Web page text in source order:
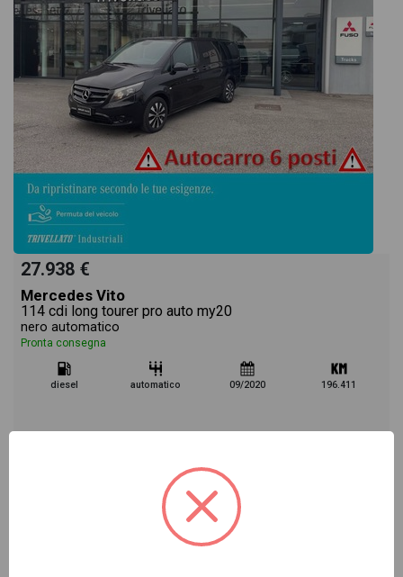
27.938 €
Mercedes Vito
114 cdi long tourer pro auto my20
nero automatico
Pronta consegna
diesel automatico 09/2020 196.411
USATO Cod. 002U77706